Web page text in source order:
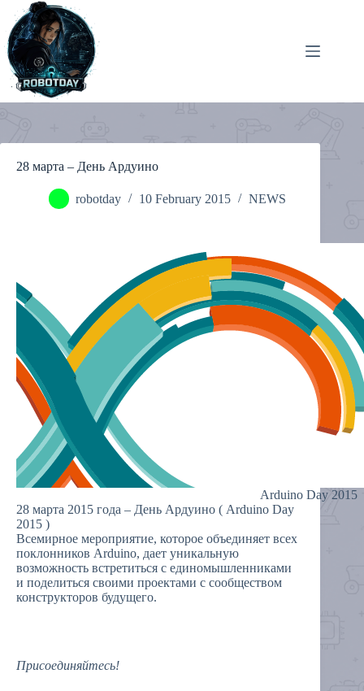
content
28 марта – День Ардуино
robotday 10 February 2015 NEWS
Arduino Day 2015
28 марта 2015 года – День Ардуино ( Arduino Day
2015 )
Всемирное мероприятие, которое объединяет всех
поклонников Arduino, дает уникальную
возможность встретиться с единомышленниками
и поделиться своими проектами с сообществом
конструкторов будущего.
Присоединяйтесь!